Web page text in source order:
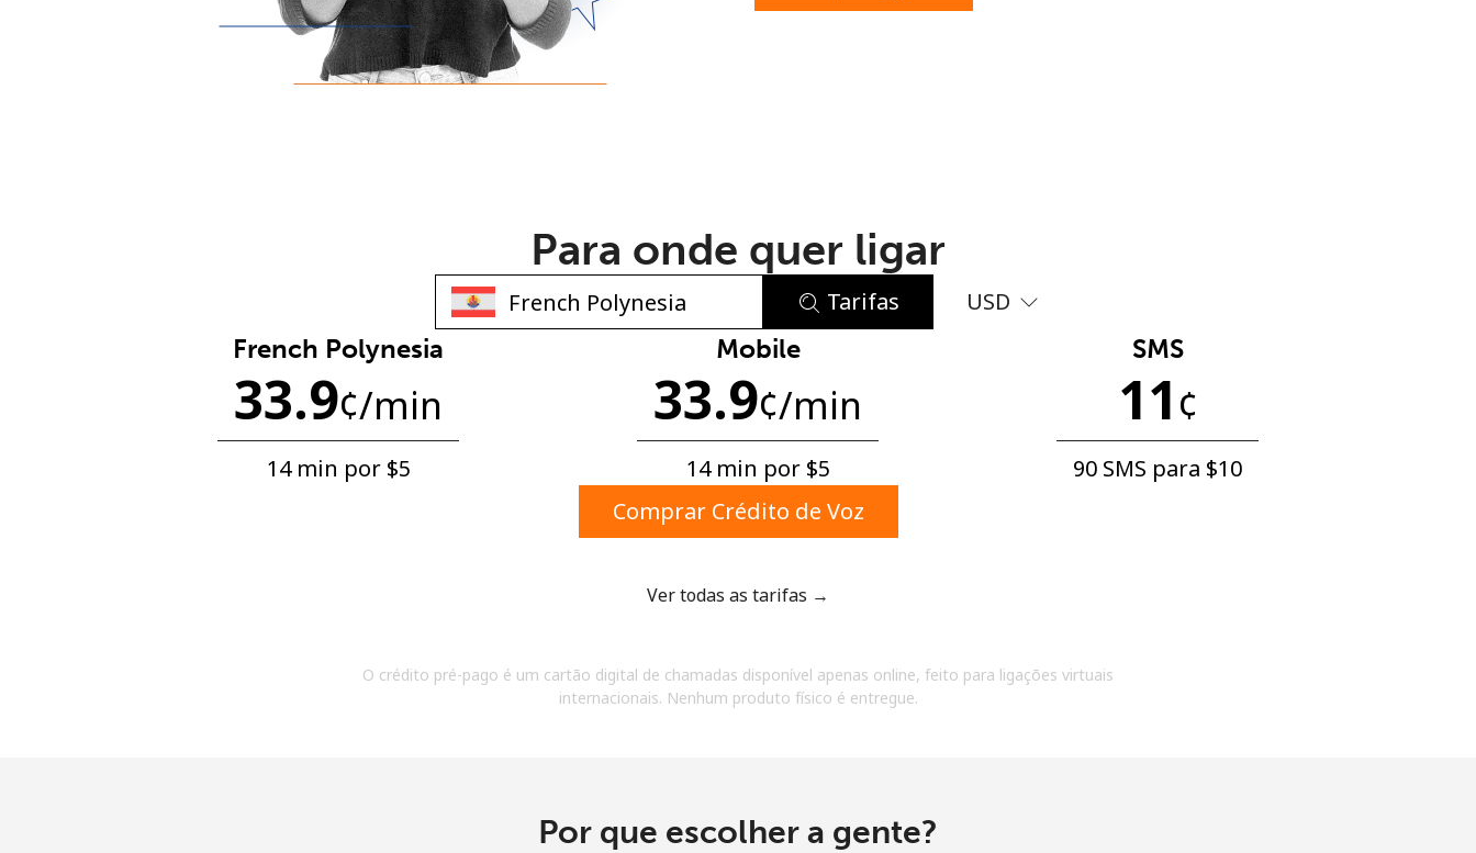
Mínimo de 8 caracteres
Uma letra maiúscula e minúscula
Um caractere especial
ofertas.
Entre
Para onde quer ligar
Tarifas USD
French Polynesia
33.9¢/min
14 min por ⁦$5⁩
Mobile
33.9¢/min
14 min por ⁦$5⁩
SMS
11¢
90 SMS para ⁦$10⁩
Comprar Crédito de Voz
Ver todas as tarifas →
O crédito pré-pago é um cartão digital de chamadas disponível apenas online, feito para ligações virtuais
internacionais. Nenhum produto físico é entregue.
Por que escolher a gente?